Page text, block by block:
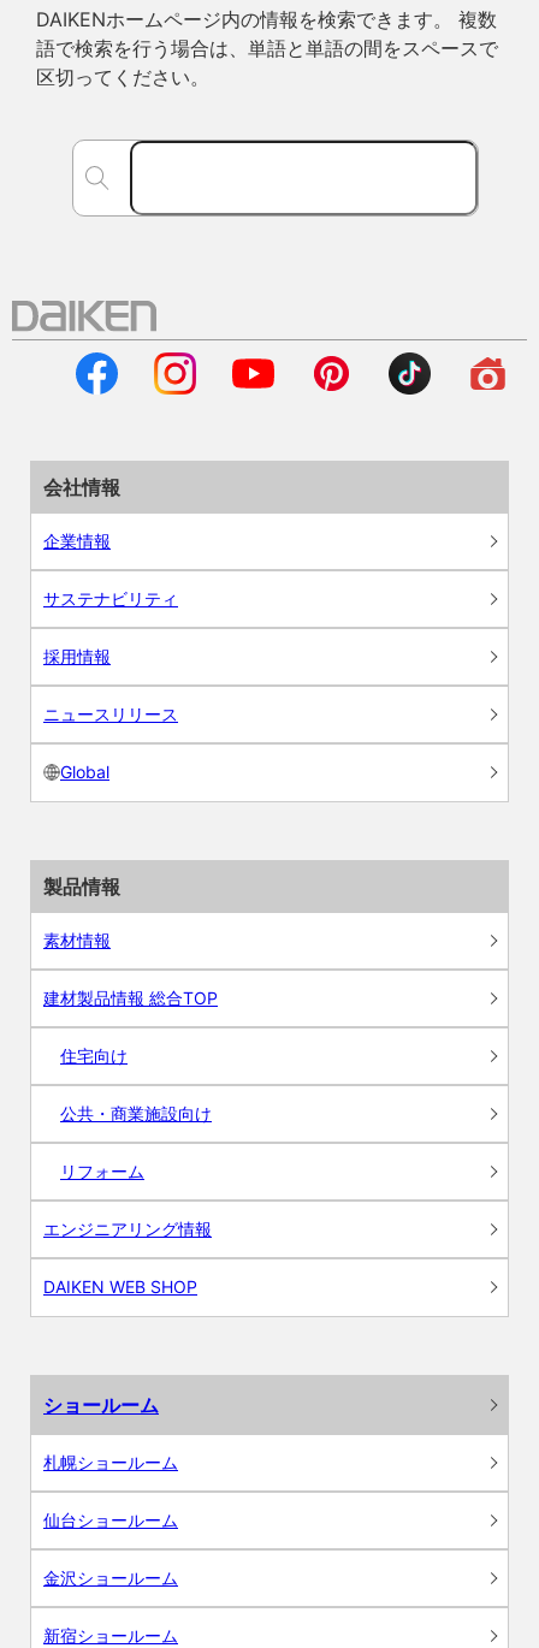
DAIKENホームページ内の情報を検索できます。 複数
語で検索を行う場合は、単語と単語の間をスペースで
区切ってください。
会社情報
企業情報
サステナビリティ
採用情報
ニュースリリース
Global
製品情報
素材情報
建材製品情報 総合TOP
住宅向け
公共・商業施設向け
リフォーム
エンジニアリング情報
DAIKEN WEB SHOP
ショールーム
札幌ショールーム
仙台ショールーム
金沢ショールーム
新宿ショールーム